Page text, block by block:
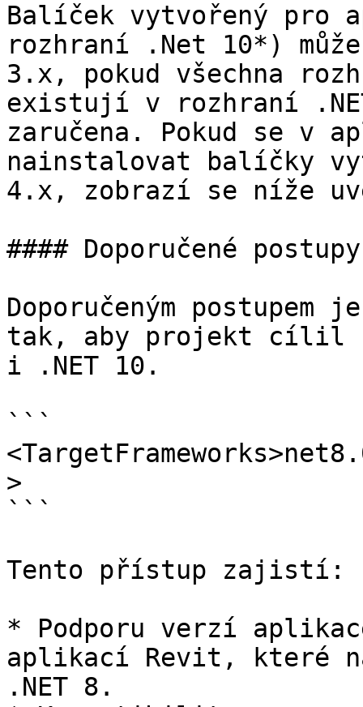
Balíček vytvořený pro
rozhraní .Net 10*)
3.x, pokud všechna
existují v rozhraní
zaručena. Pokud se v
nainstalovat balíčky
4.x, zobrazí se níže
#### Doporučené
Doporučeným
tak, aby projekt cílil
i .NET 10.
```
>
```
Tento přístup zajistí:
* Podporu verzí
aplikací Revit, které
.NET 8.